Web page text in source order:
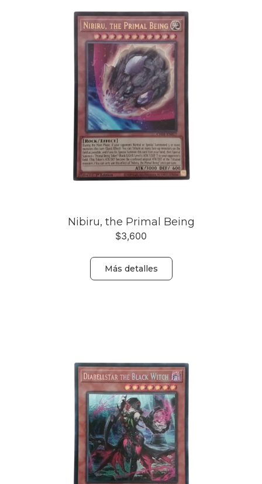
Nibiru, the Primal Being
$3,600
Más detalles